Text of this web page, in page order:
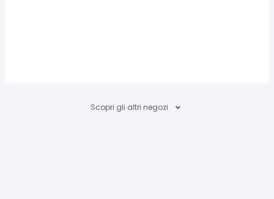
Scopri gli altri negozi